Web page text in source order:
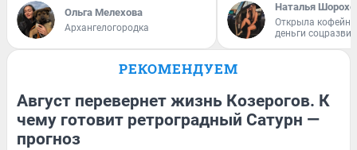
Ольга Мелехова
Архангелогородка
Наталья
Открыла
деньги
РЕКОМЕНДУЕМ
Август перевернет жизнь Козерогов. К
чему готовит ретроградный Сатурн —
прогноз